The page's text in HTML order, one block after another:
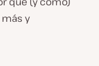
y